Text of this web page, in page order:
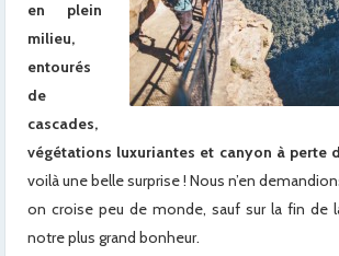
en plein
milieu,
entourés
de
cascades,
végétations luxuriantes et canyon à perte
voilà une belle surprise ! Nous n’en
on croise peu de monde, sauf sur la fin de
notre plus grand bonheur.